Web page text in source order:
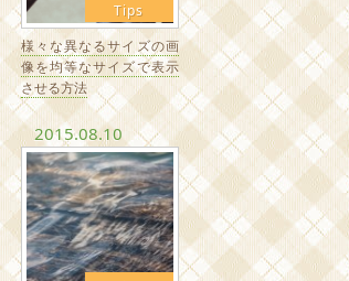
Tips
様々な異なるサイズの画
像を均等なサイズで表示
させる方法
2015.08.10